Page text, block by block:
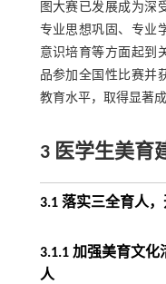
图大赛已发展成为深
专业思想巩固、专业
意识培育等方面起到
品参加全国性比赛并
教育水平，取得显著成
3 医学生美育
3.1 落实三全育人
3.1.1 加强美育文
人